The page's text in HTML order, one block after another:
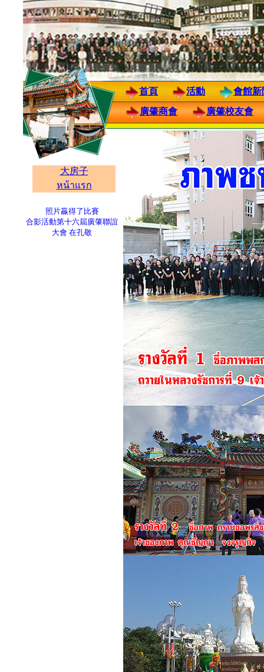
廣肇商會 廣肇校友會
首頁 活動 會館新
照片贏得了比賽
合影活動第十六屆廣肇聯誼
大會 在孔敬
大房子
หน้าแรก